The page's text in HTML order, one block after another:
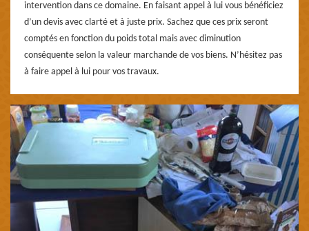
intervention dans ce domaine. En faisant appel à lui vous bénéficiez
d’un devis avec clarté et à juste prix. Sachez que ces prix seront
comptés en fonction du poids total mais avec diminution
conséquente selon la valeur marchande de vos biens. N’hésitez pas
à faire appel à lui pour vos travaux.